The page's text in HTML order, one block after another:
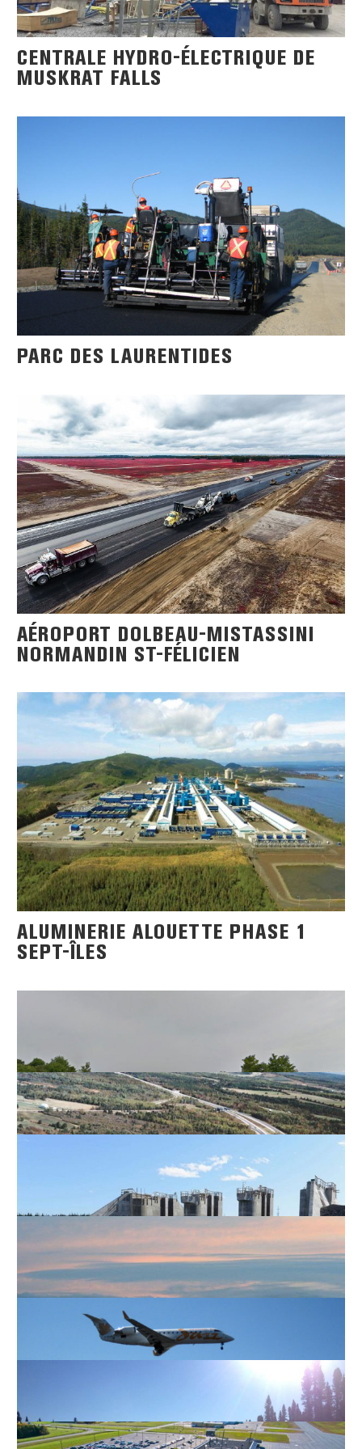
CENTRALE HYDRO-ÉLECTRIQUE DE
MUSKRAT FALLS
PARC DES LAURENTIDES
AÉROPORT DOLBEAU-MISTASSINI
NORMANDIN ST-FÉLICIEN
ALUMINERIE ALOUETTE PHASE 1
SEPT-ÎLES
AUTOROUTE WOODSTOCK-GRAND
FALLS
AUTOROUTE FRÉDÉRICTON-MONCTON
CENTRALE HYDRO-ÉLECTRIQUE LA